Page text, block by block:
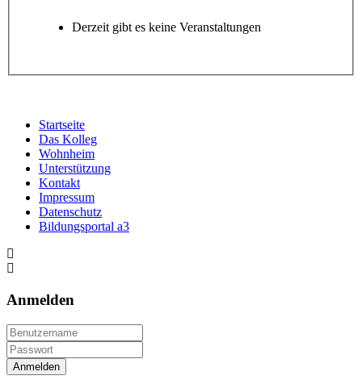
Derzeit gibt es keine Veranstaltungen
Startseite
Das Kolleg
Wohnheim
Unterstützung
Kontakt
Impressum
Datenschutz
Bildungsportal a3
Anmelden
Anmelden